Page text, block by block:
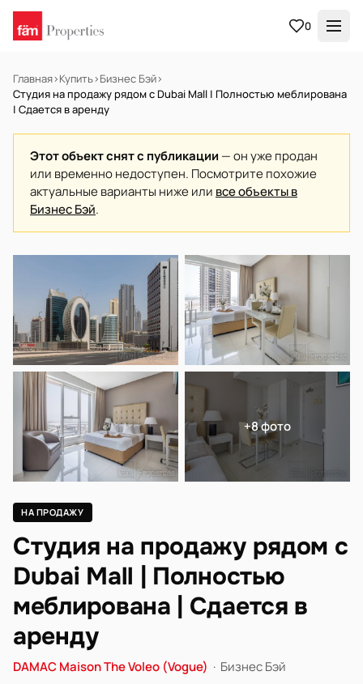
0
Главная›Купить›Бизнес Бэй›
Студия на продажу рядом с Dubai Mall | Полностью меблирована
| Сдается в аренду
Этот объект снят с публикации — он уже продан
или временно недоступен. Посмотрите похожие
актуальные варианты ниже или все объекты в
Бизнес Бэй.
Готов к заселению
+8 фото
НА ПРОДАЖУ
Студия на продажу рядом с
Dubai Mall | Полностью
меблирована | Сдается в
аренду
DAMAC Maison The Voleo (Vogue) · Бизнес Бэй